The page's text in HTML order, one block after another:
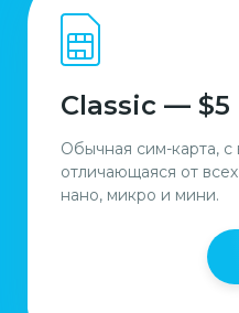
Classic — $5
Обычная сим-карта,
отличающаяся от
нано, микро и мини.